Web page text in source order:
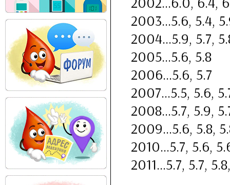
2003...5.6, 5.4,
2004...5.9, 5.7,
2005...5.6, 5.8
2006...5.6, 5.7
2007...5.5, 5.6,
2008...5.7, 5.9,
2009...5.6, 5.8,
2010...5.7, 5.6,
2011...5.7, 5.7,